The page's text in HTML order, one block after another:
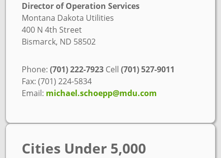
Director of Operation Services
Montana Dakota Utilities
400 N 4th Street
Bismarck, ND 58502
Phone:(701) 222-7923 Cell(701) 527-9011
Fax: (701) 224-5834
Email: michael.schoepp@mdu.com
Cities Under 5,000